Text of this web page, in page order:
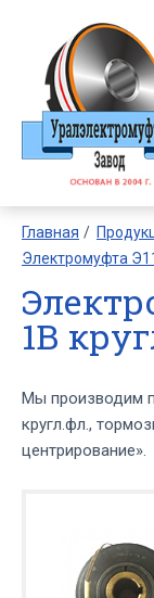
Главная
Электромуфта
1В
Мы производим
кругл.фл.,
центрирование».